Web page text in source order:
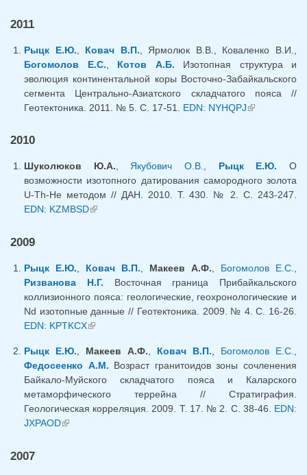
2011
Рыцк Е.Ю. Ковач В.П. , Ярмолюк В.В., Коваленко В.И.,
Богомолов Е.С.
Котов А.Б. Изотопная структура и
эволюция континентальной коры Восточно-Забайкальского
сегмента Центрально-Азиатского складчатого пояса //
Геотектоника. 2011. № 5. С. 17-51. EDN: NYHQPJ(link is
2010
Шуколюков Ю.А.,Якубович О.В., Рыцк Е.Ю. О
возможности изотопного датирования самородного золота
U-Th-He методом // ДАН. 2010. Т. 430. № 2. С. 243-247.
EDN: KZMBSD(link is external)
2009
Рыцк Е.Ю. Ковач В.П. Макеев А.Ф. Богомолов Е.С.
Ризванова Н.Г. Восточная граница Прибайкальского
коллизионного пояса: геологические, геохронологические и
Nd изотопные данные // Геотектоника. 2009. № 4. С. 16-26.
EDN: KPTKCX(link is external)
Рыцк Е.Ю. Макеев А.Ф. Ковач В.П. Богомолов Е.С.
Федосеенко А.М. Возраст гранитоидов зоны сочленения
Байкало-Муйского складчатого пояса и Каларского
метаморфического террейна // Стратиграфия.
Геологическая корреляция. 2009. Т. 17. № 2. С. 38-46. EDN:
JXPAOD(link is external)
2007